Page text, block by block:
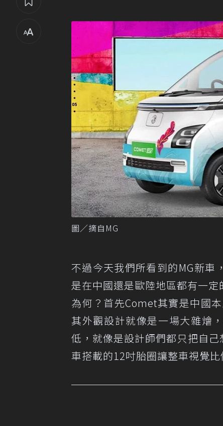
圖／摘自MG
不過今天我們所看到的MG新車
是在中國還是歐陸地區都有一
為何？首先Comet其實是中國
其外觀設計就像是一場大雜燴
低，就像是設計師們都只把自
車搭載的12吋胎圈讓整車視覺比